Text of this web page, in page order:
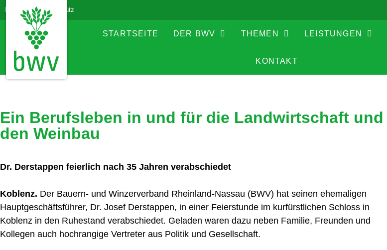
ImpressumDatenschutz
STARTSEITE DER BWV THEMEN LEISTUNGEN
KONTAKT
Ein Berufsleben in und für die Landwirtschaft und
den Weinbau
Dr. Derstappen feierlich nach 35 Jahren verabschiedet
Koblenz. Der Bauern- und Winzerverband Rheinland-Nassau (BWV) hat seinen ehemaligen
Hauptgeschäftsführer, Dr. Josef Derstappen, in einer Feierstunde im kurfürstlichen Schloss in
Koblenz in den Ruhestand verabschiedet. Geladen waren dazu neben Familie, Freunden und
Kollegen auch hochrangige Vertreter aus Politik und Gesellschaft.